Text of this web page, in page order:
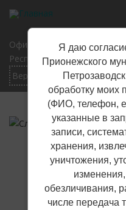
Перейти
основному
содержанию
Я даю
Прионежского
обработку моих
(ФИО, телефон,
указанные в
записи,
хранения,
уничтожения,
обезличивания,
числе передача
Официальный сайт
Республики Карелия